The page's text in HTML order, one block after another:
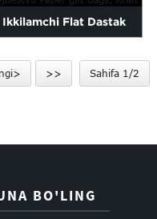
Ikkilamchi Flat Dastak
Cu ...
>> Sahifa 1/2
BO'LING